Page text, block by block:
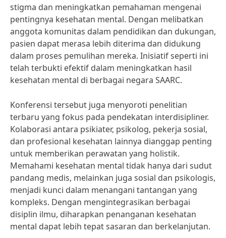
stigma dan meningkatkan pemahaman mengenai
pentingnya kesehatan mental. Dengan melibatkan
anggota komunitas dalam pendidikan dan dukungan,
pasien dapat merasa lebih diterima dan didukung
dalam proses pemulihan mereka. Inisiatif seperti ini
telah terbukti efektif dalam meningkatkan hasil
kesehatan mental di berbagai negara SAARC.
Konferensi tersebut juga menyoroti penelitian
terbaru yang fokus pada pendekatan interdisipliner.
Kolaborasi antara psikiater, psikolog, pekerja sosial,
dan profesional kesehatan lainnya dianggap penting
untuk memberikan perawatan yang holistik.
Memahami kesehatan mental tidak hanya dari sudut
pandang medis, melainkan juga sosial dan psikologis,
menjadi kunci dalam menangani tantangan yang
kompleks. Dengan mengintegrasikan berbagai
disiplin ilmu, diharapkan penanganan kesehatan
mental dapat lebih tepat sasaran dan berkelanjutan.